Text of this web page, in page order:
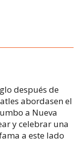
después de
abordasen el
a Nueva
y celebrar una
a este lado